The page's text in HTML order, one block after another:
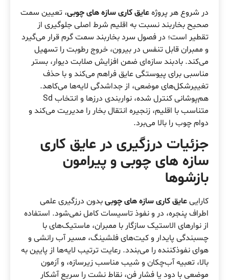
در شروع هر پروژهعایق کاری سازه های چوبی، تعیین سمت
صحیح بخاربند نسبت به اقلیم شرط اصلی جلوگیری از
تقطیر است؛ در فصول سرد بخاربند سمت گرم قرار می‌گیرد
و ممبران قابل تنفس در بیرون، خروج رطوبت را تسهیل
می‌کند. بادبند سازه‌ای ضمن افزایش صلابت دیوار، بستر
مناسبی برای پیوستگی عایق فراهم می‌کند و با حذف
تغییرشکل‌های موضعی، از جداشدگی لایه‌ها می‌کاهد.
هم‌پوشانی کنترل شده، نواربندی درزها و انتخاب Sd
متناسب با اقلیم، زنجیره انتقال بخار را مدیریت می‌کند و
دوام چوب را بالا می‌برد.
جزئیات درزگیری در عایق کاری
سازه های چوبی و پیرامون
بازشوها
کاراییعایق کاری سازه های چوبیبدون درزگیری علمی
اطراف پنجره، در و نفوذ تاسیسات کامل نمی‌شود. استفاده
از نوارهای الاستیک سازگار با ممبران، ماستیک‌های با
چسبندگی پایدار و کیت‌های فلشینگ، مسیر آب رانشی و
هوای نفوذکننده را می‌بندد. رعایت ترتیب لایه‌ها از پایین به
بالا، تعبیه آب‌چکان و شیب مناسب زیرسازه، و آزمون
موضعی با دود یا فشار فن، نقاط نشت را سریع آشکار